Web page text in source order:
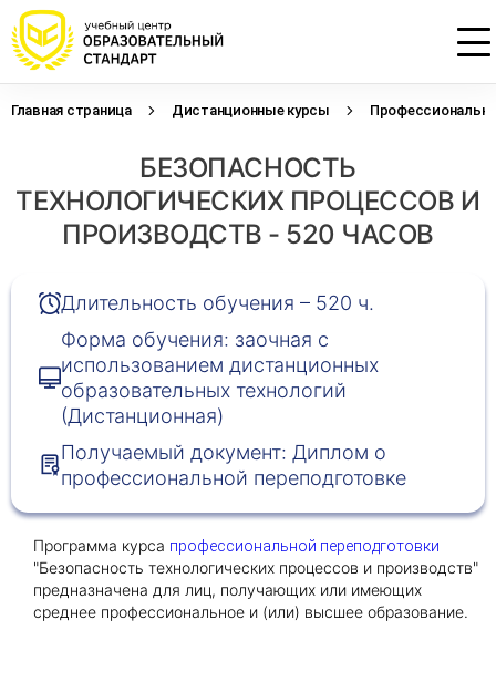
Главная страница Дистанционные курсы
БЕЗОПАСНОСТЬ
ТЕХНОЛОГИЧЕСКИХ ПРОЦЕССОВ И
ПРОИЗВОДСТВ - 520 ЧАСОВ
Длительность обучения – 520 ч.
Форма обучения: заочная с
использованием дистанционных
образовательных технологий
(Дистанционная)
Получаемый документ: Диплом о
профессиональной переподготовке
Программа курса профессиональной переподготовки
"Безопасность технологических процессов и производств"
предназначена для лиц, получающих или имеющих
среднее профессиональное и (или) высшее образование.
Оставьте свои данные, наши специалисты
свяжутся с Вами
Приложите документы
Оставьте свои данные, наши специалисты
свяжутся с Вами
начислением баллов 14 ЗЕТ
Оставьте свои данные, наши специалисты
проконсультируют Вас
Получить консультацию